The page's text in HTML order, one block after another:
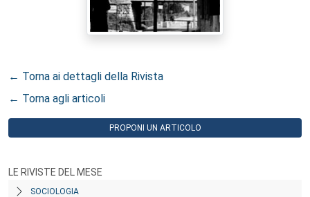
← Torna ai dettagli della Rivista
← Torna agli articoli
PROPONI UN ARTICOLO
LE RIVISTE DEL MESE
SOCIOLOGIA